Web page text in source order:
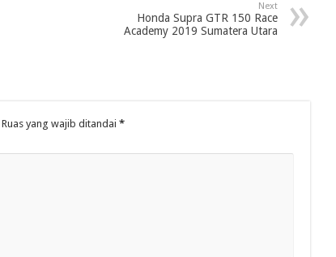
Next
Honda Supra GTR 150 Race
Academy 2019 Sumatera Utara
Ruas yang wajib ditandai *